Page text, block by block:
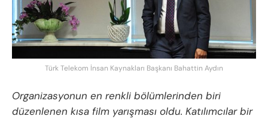
Türk Telekom İnsan Kaynakları Başkanı Bahattin Aydın
Organizasyonun en renkli bölümlerinden biri
düzenlenen kısa film yarışması oldu. Katılımcılar bir